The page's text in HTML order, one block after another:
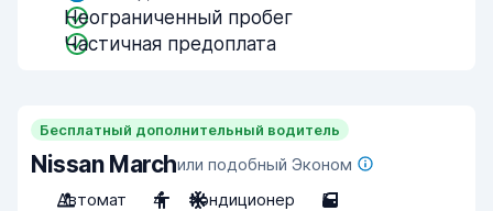
Неограниченный пробег
Частичная предоплата
Бесплатный дополнительный водитель
Nissan Marchили подобный Эконом
Автомат
4 Кондиционер 5